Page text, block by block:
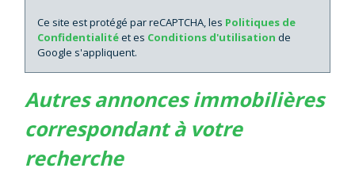
Ce site est protégé par reCAPTCHA, les Politiques de
Confidentialitéet es Conditions d'utilisation de
Google s'appliquent.
autres annonces immobilières
correspondant à votre
recherche